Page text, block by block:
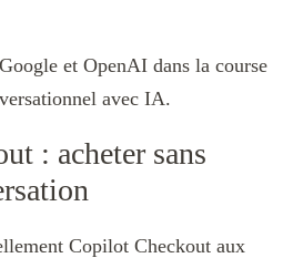
et OpenAI dans la course
avec IA.
: acheter sans
Copilot Checkout aux